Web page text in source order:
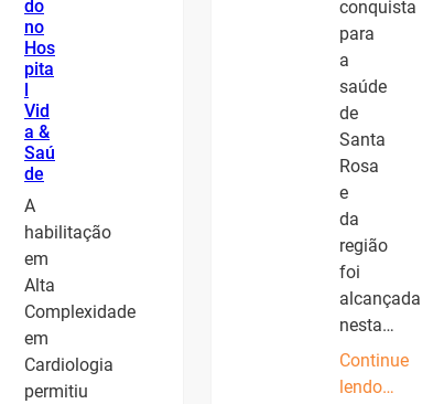
do
no
Hos
pita
Vid
a &
Saú
de
A
habilitação
em
Alta
Complexidade
em
Cardiologia
permitiu
conquista
para
a
saúde
de
Santa
Rosa
e
da
região
foi
alcançada
nesta…
Continue
lendo…